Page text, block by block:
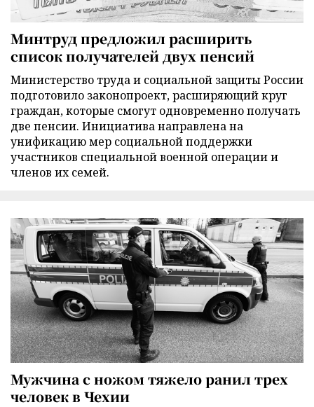
Минтруд предложил расширить
список получателей двух пенсий
Министерство труда и социальной защиты России
подготовило законопроект, расширяющий круг
граждан, которые смогут одновременно получать
две пенсии. Инициатива направлена на
унификацию мер социальной поддержки
участников специальной военной операции и
членов их семей.
Мужчина с ножом тяжело ранил трех
человек в Чехии